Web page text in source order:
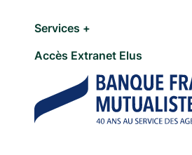
Services +
Accès Extranet Elus